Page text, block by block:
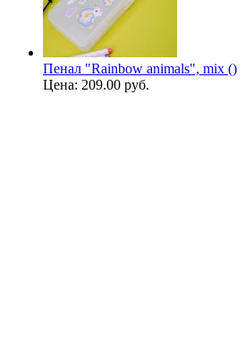
Пенал "Rainbow animals", mix ()
Цена: 209.00 руб.